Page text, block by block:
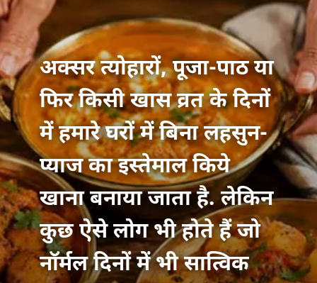
अक्सर त्योहारों, पूजा-पाठ या
फिर किसी खास व्रत के दिनों
में हमारे घरों में बिना लहसुन-
प्याज का इस्तेमाल किये
खाना बनाया जाता है. लेकिन
कुछ ऐसे लोग भी होते हैं जो
नॉर्मल दिनों में भी सात्विक